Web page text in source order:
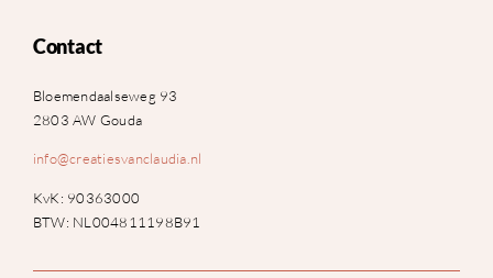
Contact
Bloemendaalseweg 93
2803 AW Gouda
info@creatiesvanclaudia.nl
KvK: 90363000
BTW: NL004811198B91